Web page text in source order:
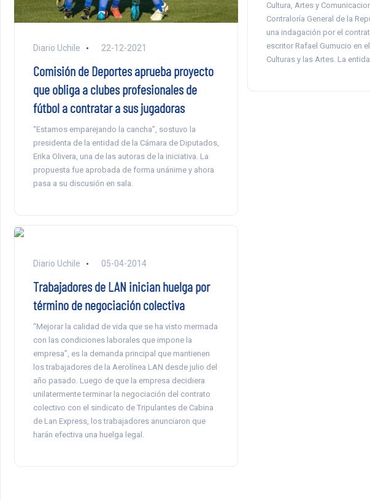
Diario Uchile 22-12-2021
Comisión de Deportes aprueba proyecto
que obliga a clubes profesionales de
fútbol a contratar a sus jugadoras
“Estamos emparejando la cancha”, sostuvo la
presidenta de la entidad de la Cámara de Diputados,
Erika Olivera, una de las autoras de la iniciativa. La
propuesta fue aprobada de forma unánime y ahora
pasa a su discusión en sala.
Cultura, Artes y
Contraloría General de la
una indagación por el
escritor Rafael Gumucio en
Culturas y las Artes. La
Diario Uchile 05-04-2014
Trabajadores de LAN inician huelga por
término de negociación colectiva
“Mejorar la calidad de vida que se ha visto mermada
con las condiciones laborales que impone la
empresa”, es la demanda principal que mantienen
los trabajadores de la Aerolínea LAN desde julio del
año pasado. Luego de que la empresa decidiera
unilatermente terminar la negociación del contrato
colectivo con el sindicato de Tripulantes de Cabina
de Lan Express, los trabajadores anunciaron que
harán efectiva una huelga legal.